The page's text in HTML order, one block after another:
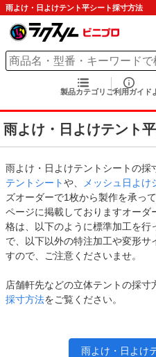
雨よけ・日よけテント平シート採寸方法
製品カテゴリ ご利用ガイド
雨よけ・日よけテント
雨よけ・日よけテントシートの採
テントシートや、 メッシュ日よけ
ズオーダーで1枚から製作を承っ
ページに掲載しておりますオーダ
格は、以下のように標準加工を
で、以下以外の特注加工や変形サ
すので、ご注意くださいませ。
店舗軒先などの立体テントの採寸
採寸方法をご覧ください。
雨よけ・日よけ